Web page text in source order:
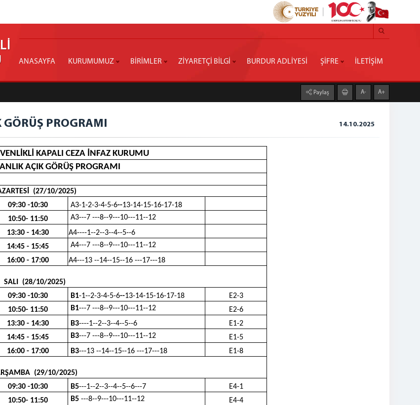
ANASAYFA KURUMUMUZ BİRİMLER ZİYARETÇİ BİLGİ BURDUR ADLİYESİ ŞİFRE İLETİŞİM
Paylaş A- A+
PROGRAMI 14.10.2025
KAPALI CEZA İNFAZ KURUMU
AÇIK GÖRÜŞ PROGRAMI
(27/10/2025)
09:30 -10:30 A3-1-2-3-4-5-6--13-14-15-16-17-18
10:50- 11:50
A3---7 ---8--9---10---11--12
13:30 - 14:30
A4----1--2--3--4--5--6
14:45 - 15:45
A4---7 ---8--9---10---11--12
16:00 - 17:00 A4---13 --14--15--16 ---17---18
SALI (28/10/2025)
09:30 -10:30 B1-1--2-3-4-5-6--13-14-15-16-17-18
E2-3
10:50- 11:50 B1---7 ---8--9---10---11--12
E2-6
13:30 - 14:30 B3----1--2--3--4--5--6
E1-2
14:45 - 15:45 B3---7 ---8--9---10---11--12
E1-5
16:00 - 17:00 B3---13 --14--15--16 ---17---18 E1-8
(29/10/2025)
09:30 -10:30 B5---1--2--3--4--5--6---7
E4-1
10:50- 11:50 B5 ---8--9---10---11--12
E4-4